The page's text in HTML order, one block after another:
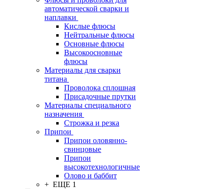
автоматической сварки и
наплавки
Кислые флюсы
Нейтральные флюсы
Основные флюсы
Высокоосновные
флюсы
Материалы для сварки
титана
Проволока сплошная
Присадочные прутки
Материалы специального
назначения
Строжка и резка
Припои
Припои оловянно-
свинцовые
Припои
высокотехнологичные
Олово и баббит
+ ЕЩЕ 1